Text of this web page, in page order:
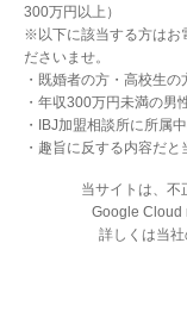
300万円以上）
※以下に該当する方はお
ださいませ。
・既婚者の方・高校生の
・年収300万円未満の男
・IBJ加盟相談所に所属
・趣旨に反する内容だ
当サイトは、不
Google Cloud
詳しくは当